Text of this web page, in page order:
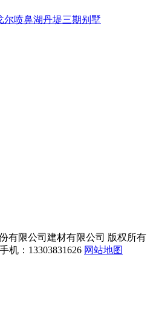
尔喷鼻湖丹堤三期别墅
有限公司建材有限公司 版权所有
：13303831626 网站地图